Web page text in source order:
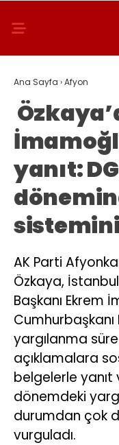
Ana Sayfa ›Afyon
yanıt:
AK Parti
Özkaya,
Başkanı Ekrem
Cumhurbaşkanı
yargılanma
açıklamalara
belgelerle yanıt
dönemdeki
durumdan çok
vurguladı.